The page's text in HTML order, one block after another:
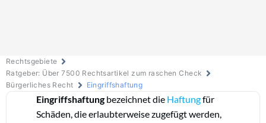
Rechtsgebiete
Ratgeber: Über 7500 Rechtsartikel zum raschen Check
Bürgerliches Recht
Eingriffshaftung
Eingriffshaftungbezeichnet die Haftungfür
Schäden, die erlaubterweise zugefügt werden,